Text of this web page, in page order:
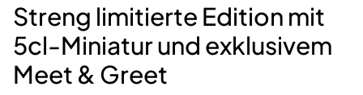
Streng limitierte Edition mit
5cl-Miniatur und exklusivem
Meet & Greet